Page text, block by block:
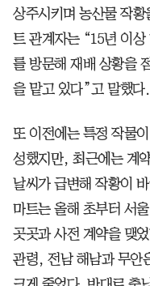
상주시키며 농산물 작
트 관계자는 “15년 이
를 방문해 재배 상황을
을 맡고 있다”고 말했다.
또 이전에는 특정 작물
성했지만, 최근에는 계
날씨가 급변해 작황이
마트는 올해 초부터 서
곳곳과 사전 계약을 맺
관령, 전남 해남과 무안